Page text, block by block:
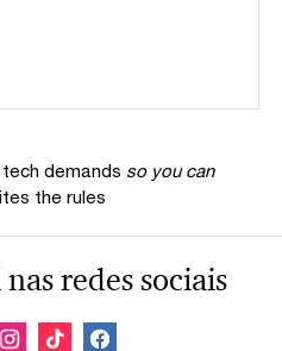
demands so you can
the rules
redes sociais